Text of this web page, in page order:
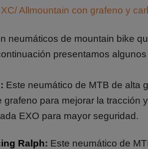
Allmountain con grafeno y
neumáticos de mountain bike
presentamos
Este neumático de MTB de alta
grafeno para mejorar la tracción
EXO para mayor seguridad.
Ralph: Este neumático de